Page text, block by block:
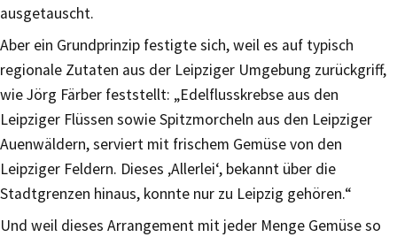
ausgetauscht.
Aber ein Grundprinzip festigte sich, weil es auf typisch
regionale Zutaten aus der Leipziger Umgebung zurückgriff,
wie Jörg Färber feststellt: „Edelflusskrebse aus den
Leipziger Flüssen sowie Spitzmorcheln aus den Leipziger
Auenwäldern, serviert mit frischem Gemüse von den
Leipziger Feldern. Dieses ‚Allerlei‘, bekannt über die
Stadtgrenzen hinaus, konnte nur zu Leipzig gehören.“
Und weil dieses Arrangement mit jeder Menge Gemüse so